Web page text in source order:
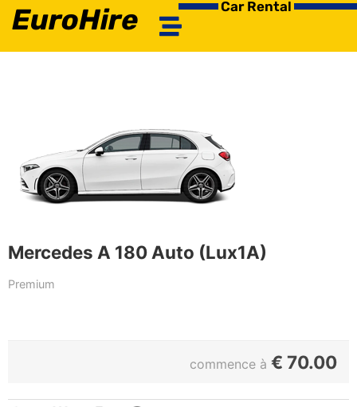
EuroHire Car Rental
Mercedes A 180 Auto (Lux1A)
Premium
commence à € 70.00